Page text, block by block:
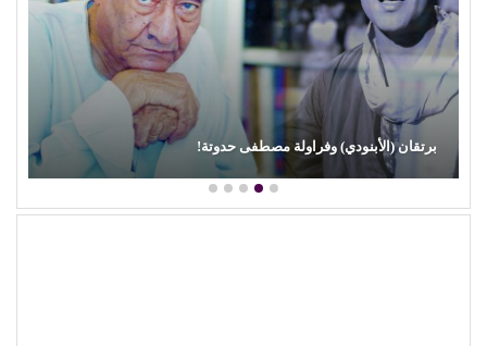
محمود عطية يكتب: سوق (الترند) واللحم الرخيص!